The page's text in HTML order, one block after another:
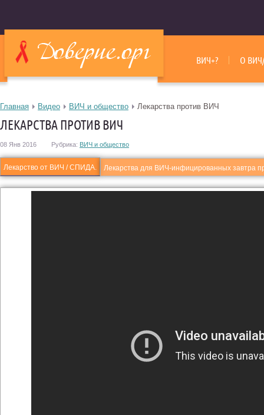
ВИЧ+? О
Главная Видео ВИЧ и общество Лекарства против ВИЧ
ЛЕКАРСТВА ПРОТИВ ВИЧ
08 Янв 2016 Рубрика: ВИЧ и общество
Лекарство от ВИЧ / СПИДА.